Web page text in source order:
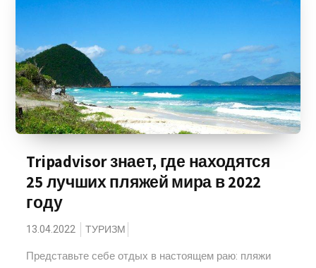
Tripadvisor знает, где находятся
25 лучших пляжей мира в 2022
году
13.04.2022 ТУРИЗМ
Представьте себе отдых в настоящем раю: пляжи